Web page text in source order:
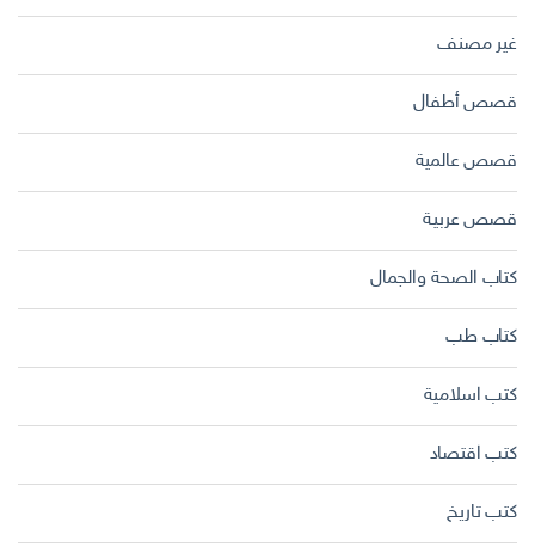
غير مصنف
قصص أطفال
قصص عالمية
قصص عربية
كتاب الصحة والجمال
كتاب طب
كتب اسلامية
كتب اقتصاد
كتب تاريخ